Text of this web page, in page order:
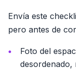
Envía este
pero antes de
Foto del
desordenado,